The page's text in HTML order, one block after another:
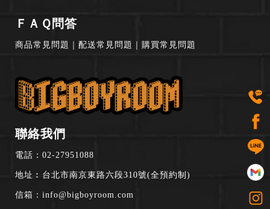
ＦＡＱ問答
商品常見問題 配送常見問題 購買常見問題
聯絡我們
電話： 02-27951088
地址︰台北市南京東路六段310號(全預約制)
信箱： info@bigboyroom.com